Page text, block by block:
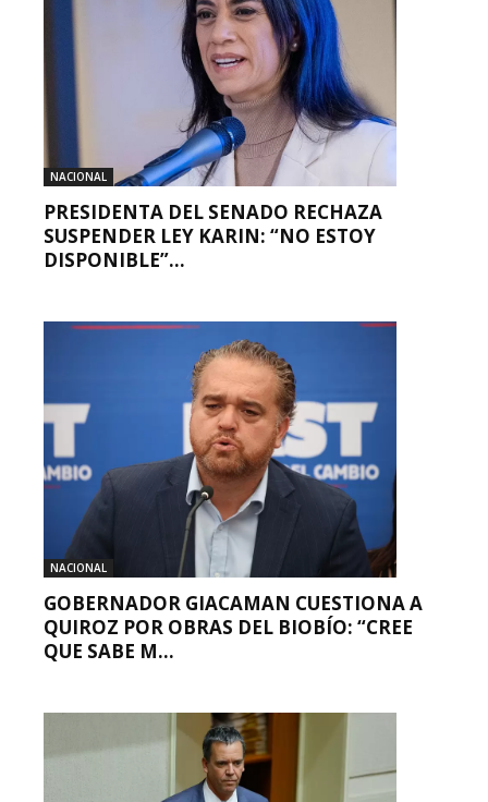
NACIONAL
PRESIDENTA DEL SENADO RECHAZA
SUSPENDER LEY KARIN: “NO ESTOY
DISPONIBLE”...
NACIONAL
GOBERNADOR GIACAMAN CUESTIONA A
QUIROZ POR OBRAS DEL BIOBÍO: “CREE
QUE SABE M...